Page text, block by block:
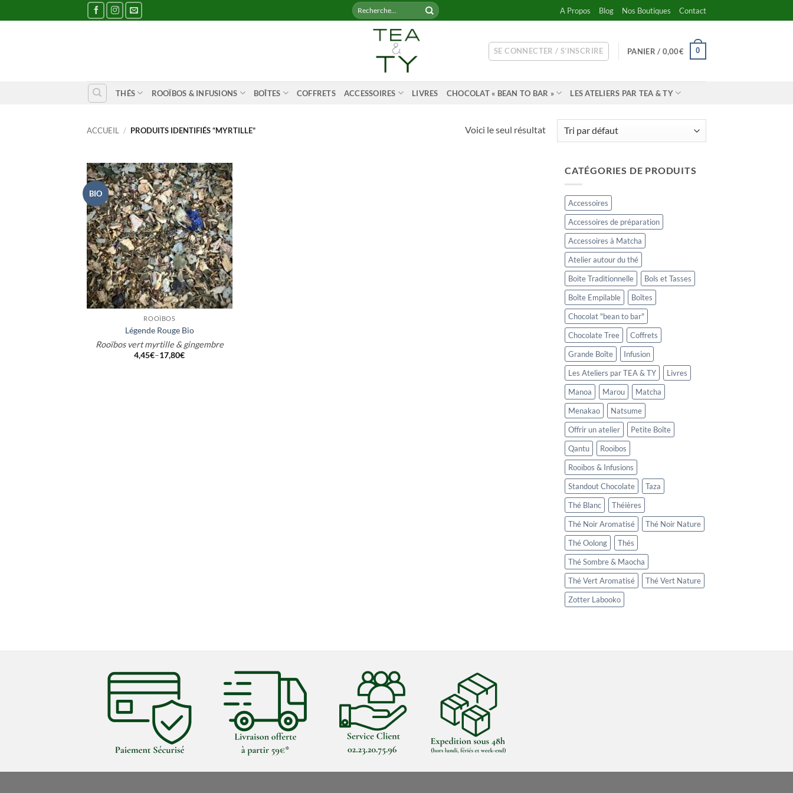
au
Recherche
pour :
A Propos Blog Nos Boutiques Contact
SE CONNECTER / S’INSCRIRE PANIER / 0,00€ 0
THÉS ROOÏBOS & INFUSIONS BOÎTES COFFRETS ACCESSOIRES LIVRES CHOCOLAT « BEAN TO BAR » LES ATELIERS PAR TEA & TY
ACCUEIL / PRODUITS IDENTIFIÉS “MYRTILLE” Voici le seul résultat
BIO
+
ROOÏBOS
Légende Rouge Bio
Rooïbos vert myrtille & gingembre
4,45€–17,80€
CATÉGORIES DE PRODUITS
Accessoires
Accessoires de préparation
Accessoires à Matcha
Atelier autour du thé
Boite Traditionnelle
Bols et Tasses
Boîte Empilable
Boîtes
Chocolat "bean to bar"
Chocolate Tree
Coffrets
Grande Boîte
Infusion
Les Ateliers par TEA & TY
Livres
Manoa
Marou
Matcha
Menakao
Natsume
Offrir un atelier
Petite Boîte
Qantu
Rooïbos
Rooïbos & Infusions
Standout Chocolate
Taza
Thé Blanc
Théières
Thé Noir Aromatisé
Thé Noir Nature
Thé Oolong
Thés
Thé Sombre & Maocha
Thé Vert Aromatisé
Thé Vert Nature
Zotter Labooko